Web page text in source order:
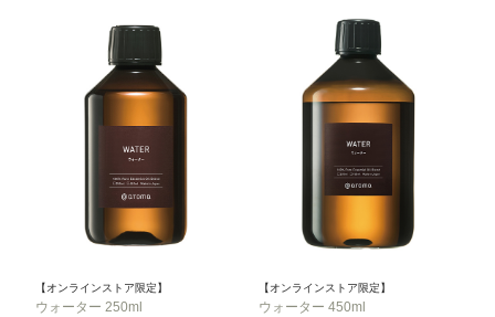
【オンラインストア限定】
ウォーター 250ml
【オンラインストア限定】
ウォーター 450ml